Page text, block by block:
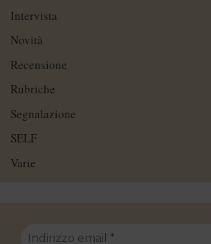
Intervista
Novità
Recensione
Rubriche
Segnalazione
SELF
Varie